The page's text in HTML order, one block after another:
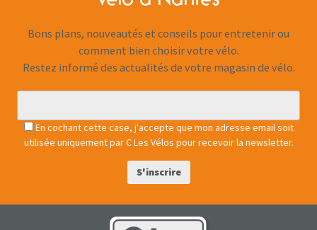
Bons plans, nouveautés et conseils pour entretenir ou
comment bien choisir votre vélo.
Restez informé des actualités de votre magasin de vélo.
En cochant cette case, j'accepte que mon adresse email soit
utilisée uniquement par C Les Vélos pour recevoir la newsletter.